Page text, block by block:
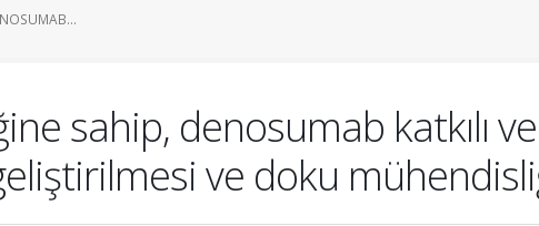
sahip, denosumab katkılı
ve doku